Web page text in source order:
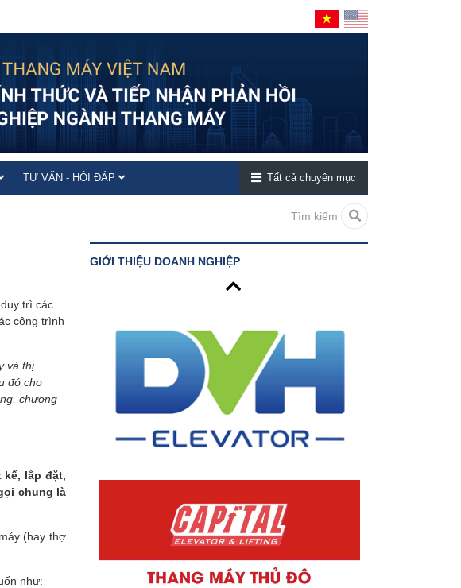
TƯ VẤN - HỎI ĐÁP Tất cả chuyên mục
Tìm kiếm
trì các
công trình
và thị
đó cho
chương
kế, lắp đặt,
chung là
(hay thợ
như:
GIỚI THIỆU DOANH NGHIỆP